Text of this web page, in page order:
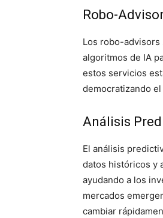
Robo-
Los robo-advisors
algoritmos de IA
estos servicios
democratizando
Análisis
El análisis
datos históricos y
ayudando a los
mercados
cambiar